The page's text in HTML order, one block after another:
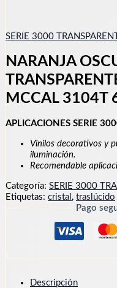
SERIE 3000
NARANJA
MCCAL 3104T
APLICACIONES SERIE
Vinilos decorativos y
iluminación.
Recomendable
Categoría: SERIE 3000
Etiquetas: cristal , traslúcido
Pago
Descripción